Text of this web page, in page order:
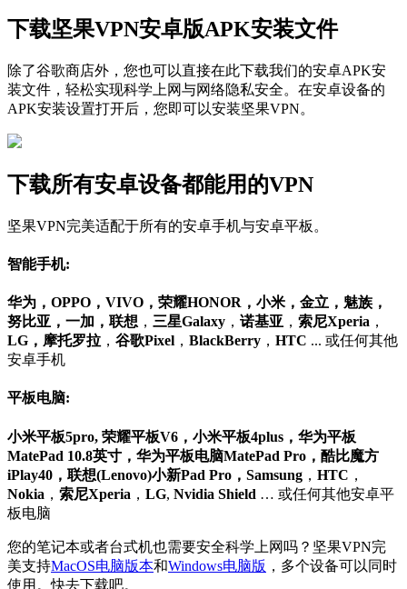
下载坚果VPN安卓版APK安装文件
除了谷歌商店外，您也可以直接在此下载我们的安卓APK安
装文件，轻松实现科学上网与网络隐私安全。在安卓设备的
APK安装设置打开后，您即可以安装坚果VPN。
下载所有安卓设备都能用的VPN
坚果VPN完美适配于所有的安卓手机与安卓平板。
智能手机:
华为，OPPO，VIVO，荣耀HONOR，小米，金立，魅族，
努比亚，一加，联想 ， 三星Galaxy ， 诺基亚 ， 索尼Xperia ，
LG，摩托罗拉 ， 谷歌Pixel ， BlackBerry ， HTC ... 或任何其他
安卓手机
平板电脑:
小米平板5pro, 荣耀平板V6，小米平板4plus，华为平板
MatePad 10.8英寸，华为平板电脑MatePad Pro，酷比魔方
iPlay40，联想(Lenovo)小新Pad Pro，Samsung ， HTC ，
Nokia ， 索尼Xperia ， LG, Nvidia Shield … 或任何其他安卓平
板电脑
您的笔记本或者台式机也需要安全科学上网吗？坚果VPN完
美支持MacOS电脑版本和Windows电脑版 ，多个设备可以同时
使用。快去下载吧。